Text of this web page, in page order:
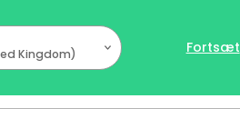
Kingdom) Fortsæt